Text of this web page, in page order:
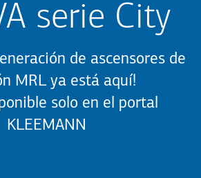
serie City
de ascensores de
MRL ya está aquí!
solo en el portal
KLEEMANN